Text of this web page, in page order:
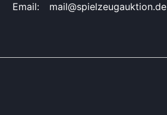
Email:
mail@spielzeugauktion.de